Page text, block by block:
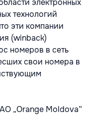
технологий
эти компании
(winback)
номеров в сеть
свои номера в
„Orange Moldova”